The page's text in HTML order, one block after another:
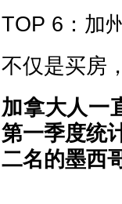
TOP 6：加
不仅是买房
加拿大人一
第一季度统
二名的墨西